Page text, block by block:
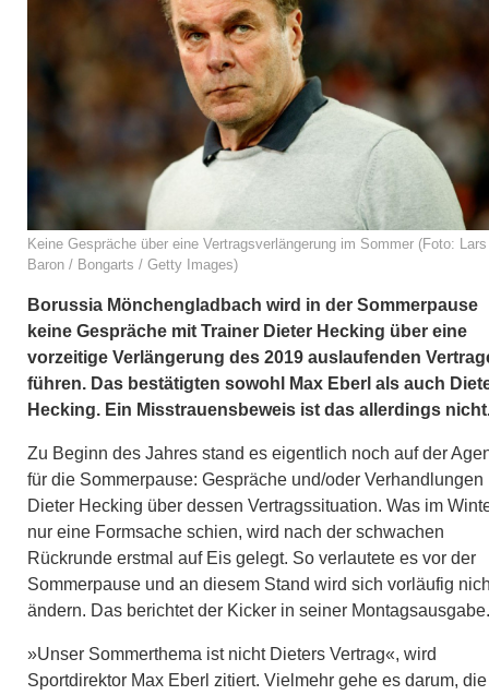
Keine Gespräche über eine Vertragsverlängerung im Sommer (Foto: Lars
Baron / Bongarts / Getty Images)
Borussia Mönchengladbach wird in der Sommerpause
keine Gespräche mit Trainer Dieter Hecking über eine
vorzeitige Verlängerung des 2019 auslaufenden
führen. Das bestätigten sowohl Max Eberl als auch
Hecking. Ein Misstrauensbeweis ist das allerdings
Zu Beginn des Jahres stand es eigentlich noch auf der
für die Sommerpause: Gespräche und/oder Verhandlungen
Dieter Hecking über dessen Vertragssituation. Was im
nur eine Formsache schien, wird nach der schwachen
Rückrunde erstmal auf Eis gelegt. So verlautete es vor der
Sommerpause und an diesem Stand wird sich vorläufig
ändern. Das berichtet der Kicker in seiner Montagsausgabe.
»Unser Sommerthema ist nicht Dieters Vertrag«, wird
Sportdirektor Max Eberl zitiert. Vielmehr gehe es darum, die